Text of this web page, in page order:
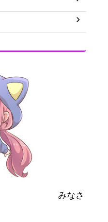
みなさ